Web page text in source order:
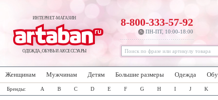
ИНТЕРНЕТ-МАГАЗИН
ОДЕЖДА, ОБУВЬ И АКСЕССУАРЫ
8-800-333-57-92
ПН-ПТ, 10:00-18:00
Женщинам Мужчинам Детям Большие размеры Одежда
Бренды: A B C D E F G H I J K